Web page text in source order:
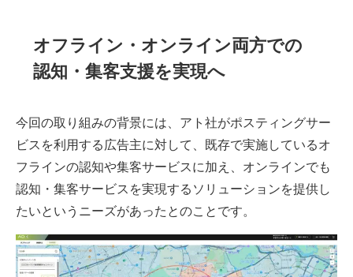
オフライン・オンライン両方での
認知・集客支援を実現へ
今回の取り組みの背景には、アト社がポスティングサー
ビスを利用する広告主に対して、既存で実施しているオ
フラインの認知や集客サービスに加え、オンラインでも
認知・集客サービスを実現するソリューションを提供し
たいというニーズがあったとのことです。